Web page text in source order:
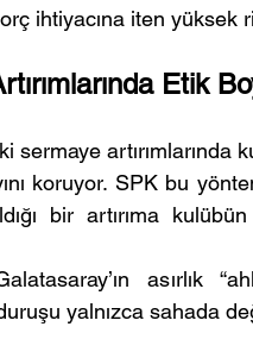
ihtiyacına iten yüksek
Etik
sermaye artırımlarında
koruyor. SPK bu
bir artırıma kulübün
asırlık
yalnızca sahada